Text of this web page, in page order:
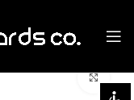
לחצו להגדלה